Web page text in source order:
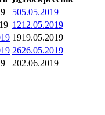
505.05.2019
1212.05.2019
1919.05.2019
2626.05.2019
202.06.2019